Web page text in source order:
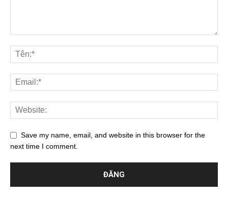
Save my name, email, and website in this browser for the
next time I comment.